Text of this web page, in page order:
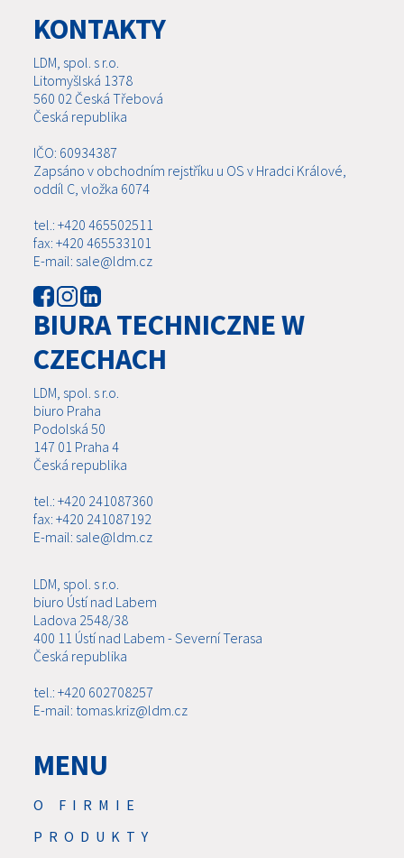
KONTAKTY
LDM, spol. s r.o.
Litomyšlská 1378
560 02 Česká Třebová
Česká republika
IČO: 60934387
Zapsáno v obchodním rejstříku u OS v Hradci Králové,
oddíl C, vložka 6074
tel.: +420 465502511
fax: +420 465533101
E-mail: sale@ldm.cz
BIURA TECHNICZNE W
CZECHACH
LDM, spol. s r.o.
biuro Praha
Podolská 50
147 01 Praha 4
Česká republika
tel.: +420 241087360
fax: +420 241087192
E-mail: sale@ldm.cz
LDM, spol. s r.o.
biuro Ústí nad Labem
Ladova 2548/38
400 11 Ústí nad Labem - Severní Terasa
Česká republika
tel.: +420 602708257
E-mail: tomas.kriz@ldm.cz
MENU
O FIRMIE
PRODUKTY